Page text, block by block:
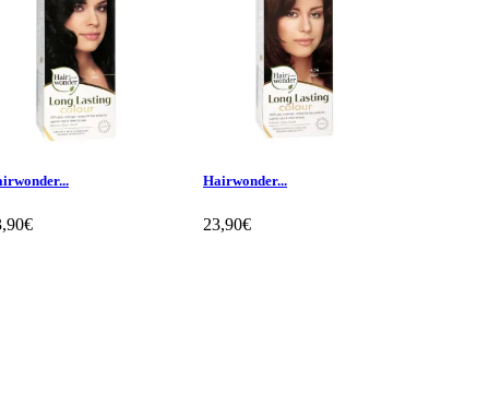
Hairwonder...
23,90€